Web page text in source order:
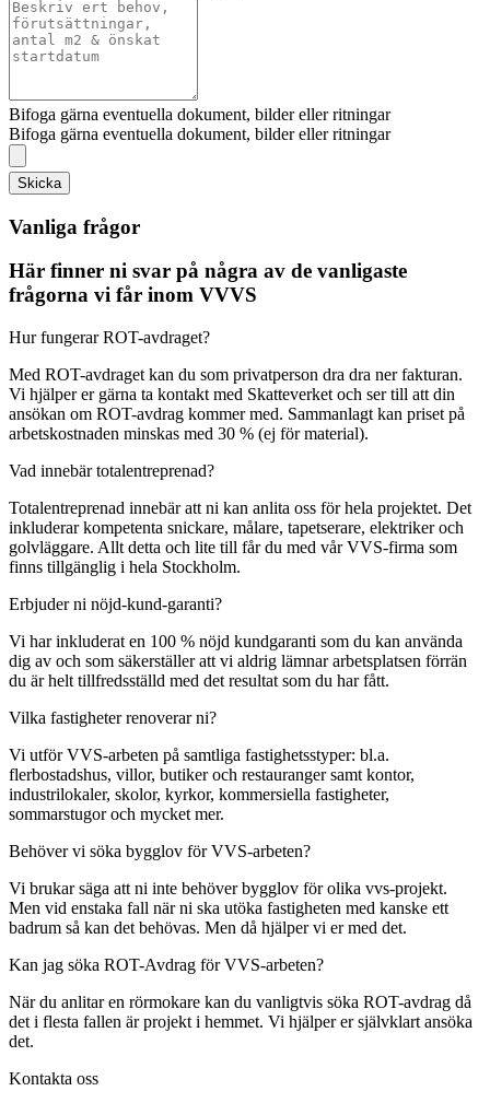
Bifoga gärna eventuella dokument, bilder eller ritningar
Bifoga gärna eventuella dokument, bilder eller ritningar
Skicka
Vanliga frågor
Här finner ni svar på några av de vanligaste
frågorna vi får inom VVVS
Hur fungerar ROT-avdraget?
Med ROT-avdraget kan du som privatperson dra dra ner fakturan.
Vi hjälper er gärna ta kontakt med Skatteverket och ser till att din
ansökan om ROT-avdrag kommer med. Sammanlagt kan priset på
arbetskostnaden minskas med 30 % (ej för material).
Vad innebär totalentreprenad?
Totalentreprenad innebär att ni kan anlita oss för hela projektet. Det
inkluderar kompetenta snickare, målare, tapetserare, elektriker och
golvläggare. Allt detta och lite till får du med vår VVS-firma som
finns tillgänglig i hela Stockholm.
Erbjuder ni nöjd-kund-garanti?
Vi har inkluderat en 100 % nöjd kundgaranti som du kan använda
dig av och som säkerställer att vi aldrig lämnar arbetsplatsen förrän
du är helt tillfredsställd med det resultat som du har fått.
Vilka fastigheter renoverar ni?
Vi utför VVS-arbeten på samtliga fastighetsstyper: bl.a.
flerbostadshus, villor, butiker och restauranger samt kontor,
industrilokaler, skolor, kyrkor, kommersiella fastigheter,
sommarstugor och mycket mer.
Behöver vi söka bygglov för VVS-arbeten?
Vi brukar säga att ni inte behöver bygglov för olika vvs-projekt.
Men vid enstaka fall när ni ska utöka fastigheten med kanske ett
badrum så kan det behövas. Men då hjälper vi er med det.
Kan jag söka ROT-Avdrag för VVS-arbeten?
När du anlitar en rörmokare kan du vanligtvis söka ROT-avdrag då
det i flesta fallen är projekt i hemmet. Vi hjälper er självklart ansöka
det.
Kontakta oss